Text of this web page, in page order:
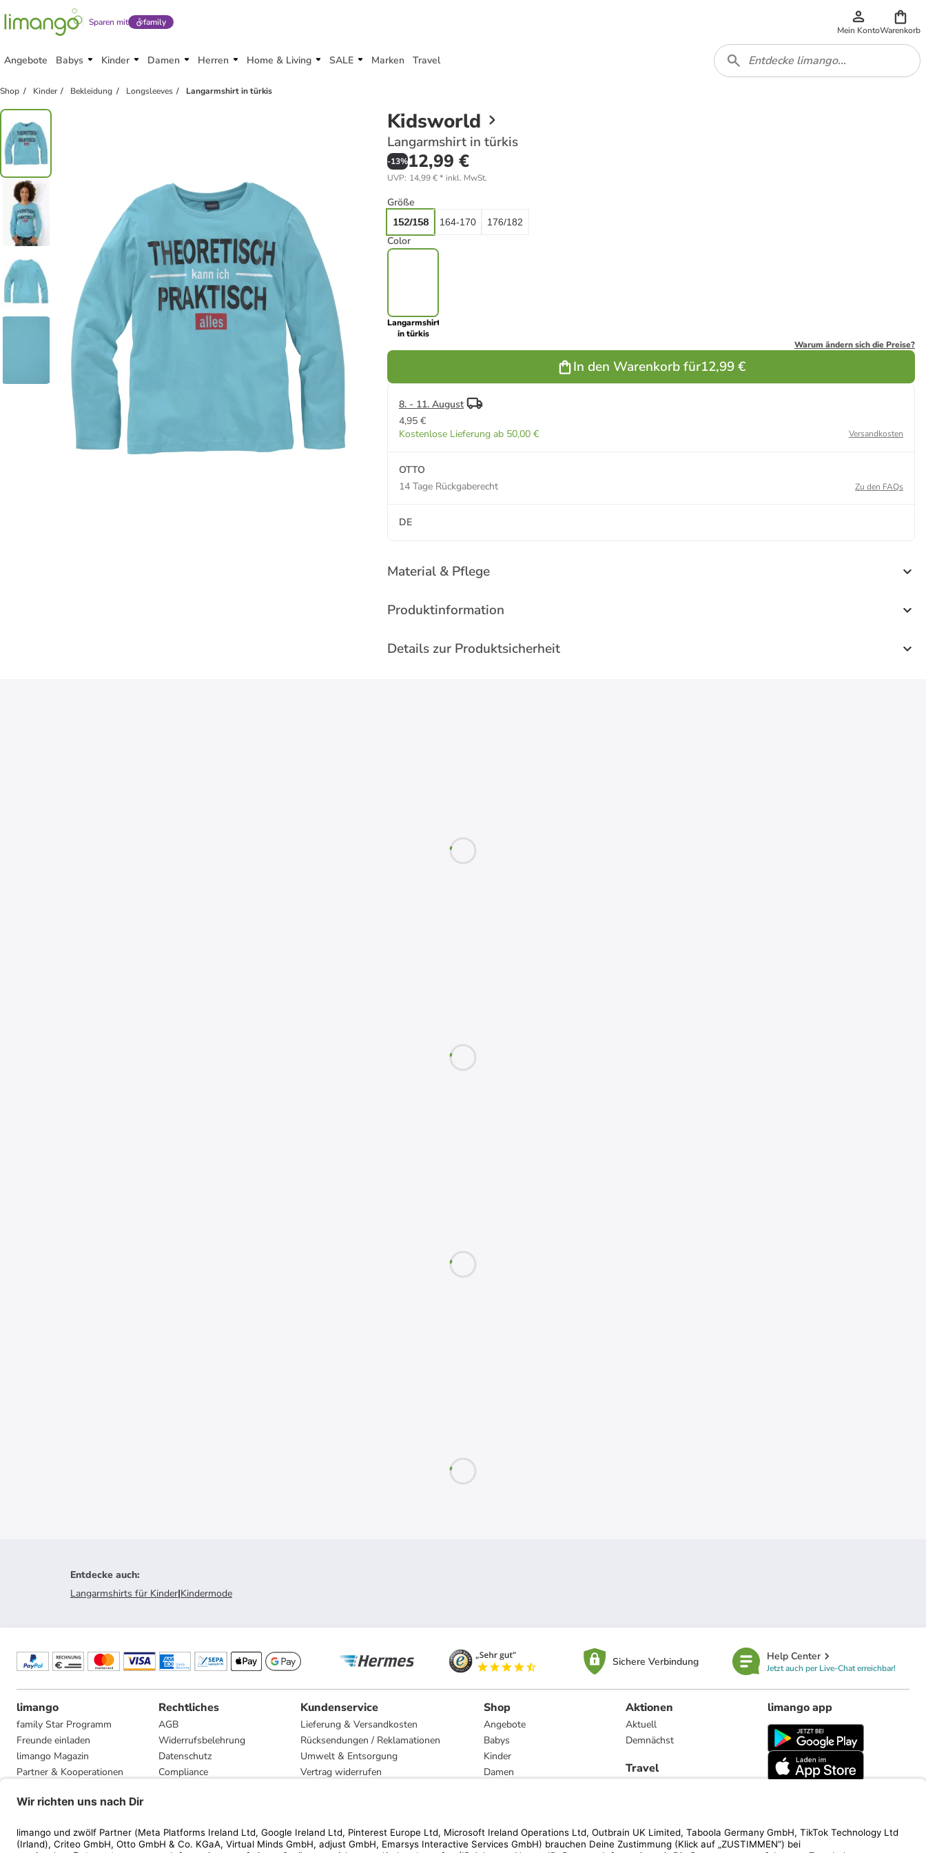
Sparen mit family
Mein KontoWarenkorb
Angebote Babys Kinder Damen Herren Home & Living SALE Marken Travel
Shop Kinder Bekleidung Longsleeves Langarmshirt in türkis
Kidsworld
Langarmshirt in türkis
-13%12,99 €
UVP: 14,99 €* inkl. MwSt.
Größe
152/158 164-170 176/182
Color
Langarmshirt
in türkis
Warum ändern sich die Preise?
In den Warenkorb für12,99 €
8. - 11. August
4,95 €
Kostenlose Lieferung ab 50,00 €
Versandkosten
OTTO
14 Tage Rückgaberecht
Zu den FAQs
DE
Material & Pflege
Produktinformation
Details zur Produktsicherheit
Entdecke auch:
Langarmshirts für Kinder|Kindermode
Sichere Verbindung Help Center
Jetzt auch per Live-Chat erreichbar!
limango
family Star Programm
Freunde einladen
limango Magazin
Partner & Kooperationen
Presse
Rechtliches
AGB
Widerrufsbelehrung
Datenschutz
Compliance
Kundenservice
Lieferung & Versandkosten
Rücksendungen / Reklamationen
Umwelt & Entsorgung
Vertrag widerrufen
Shop
Angebote
Babys
Kinder
Damen
Marken
Aktionen
Aktuell
Demnächst
Travel
limango app